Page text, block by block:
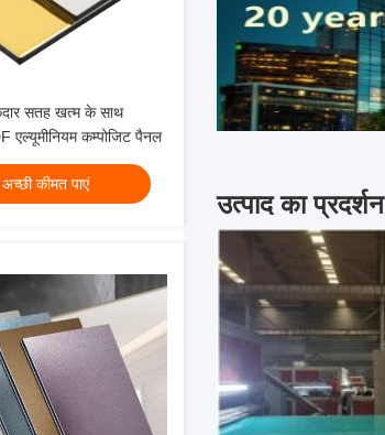
सतह खत्म के साथ
कम्पोजिट पैनल
कीमत पाएं
उत्पाद का प्रदर्शन